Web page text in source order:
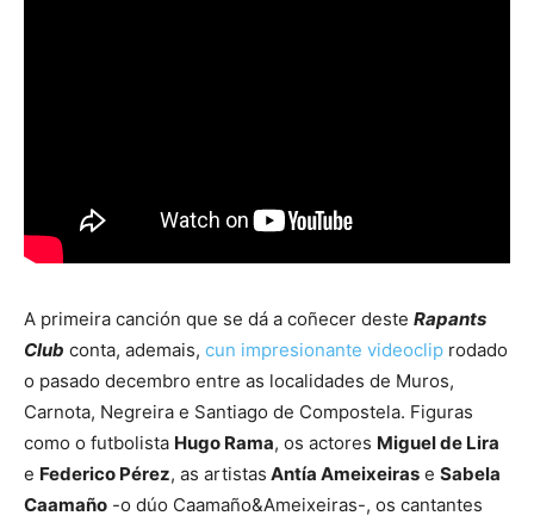
A primeira canción que se dá a coñecer deste Rapants
Club conta, ademais, cun impresionante videoclip rodado
o pasado decembro entre as localidades de Muros,
Carnota, Negreira e Santiago de Compostela. Figuras
como o futbolista Hugo Rama, os actores Miguel de Lira
e Federico Pérez, as artistas Antía Ameixeiras e Sabela
Caamaño -o dúo Caamaño&Ameixeiras-, os cantantes